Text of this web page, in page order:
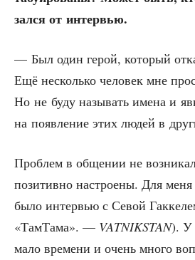
зал­ся от интервью.
— Был один герой, кото­рый
Ещё несколь­ко чело­век мне
Но не буду назы­вать име­на и
на появ­ле­ние этих людей в
Про­блем в обще­нии не
пози­тив­но настро­е­ны. Для
было интер­вью с Севой
«Там­Та­ма». — VATNIKSTAN). У
мало вре­ме­ни и очень мно­го